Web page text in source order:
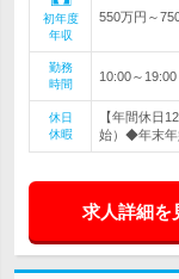
初年度
年収
550万円～
勤務
時間
10:00～
休日
休暇
【年間休日
始）◆年末
求人詳細を